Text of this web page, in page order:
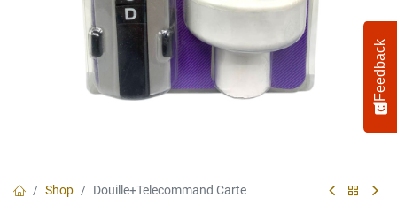
Shop Douille+Telecommand Carte
Feedback